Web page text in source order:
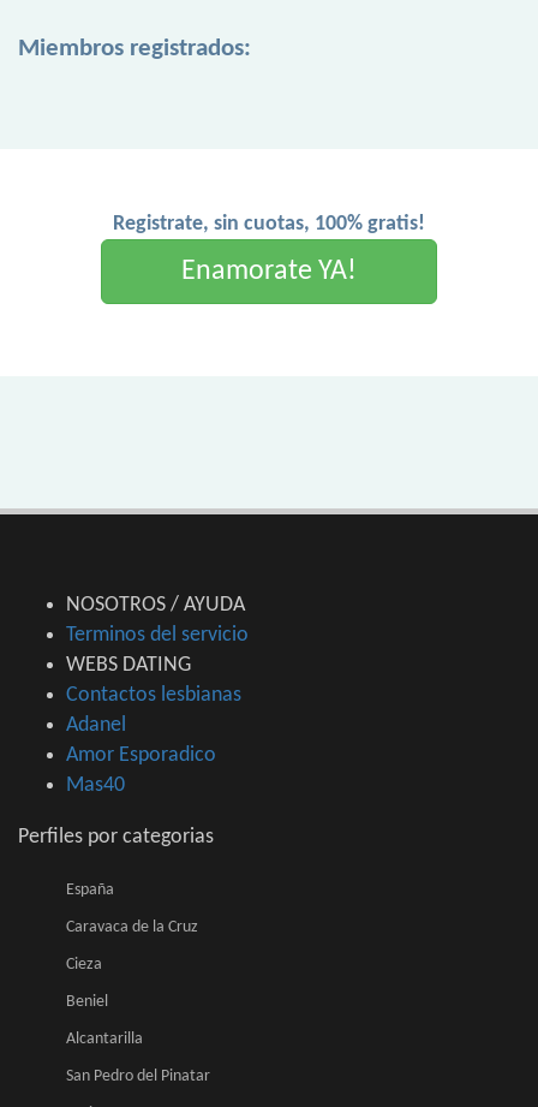
Miembros registrados:
Registrate, sin cuotas, 100% gratis!
Enamorate YA!
NOSOTROS / AYUDA
Terminos del servicio
WEBS DATING
Contactos lesbianas
Adanel
Amor Esporadico
Mas40
Perfiles por categorias
España
Caravaca de la Cruz
Cieza
Beniel
Alcantarilla
San Pedro del Pinatar